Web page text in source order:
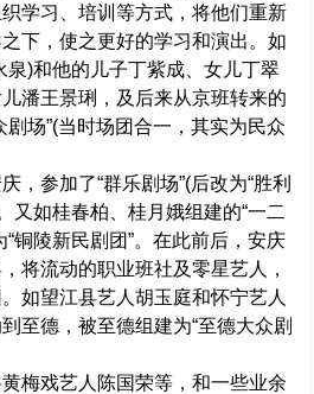
学习、培训等方式，将他们重新
下，使之更好的学习和演出。如
泉)和他的儿子丁紫成、女儿丁翠
潘王景琍，及后来从京班转来的
剧场”(当时场团合一，其实为民众
，参加了“群乐剧场”(后改为“胜利
又如桂春柏、桂月娥组建的“一二
铜陵新民剧团”。在此前后，安庆
将流动的职业班社及零星艺人，
如望江县艺人胡玉庭和怀宁艺人
至德，被至德组建为“至德大众剧
梅戏艺人陈国荣等，和一些业余